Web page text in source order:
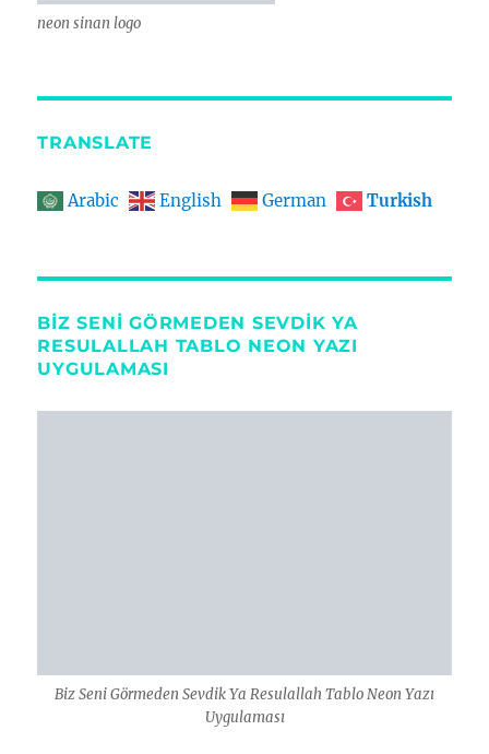
neon sinan logo
TRANSLATE
Arabic English German Turkish
BIZ SENI GÖRMEDEN SEVDIK YA
RESULALLAH TABLO NEON YAZI
UYGULAMASI
Biz Seni Görmeden Sevdik Ya Resulallah Tablo Neon Yazı
Uygulaması